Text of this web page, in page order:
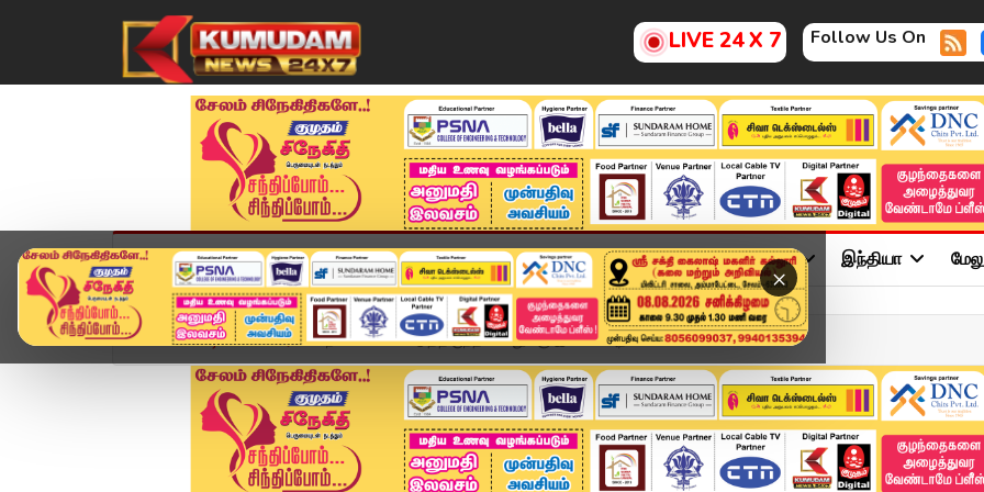
LIVE 24 X 7 Follow Us On
×
முகப்பு விளையாட்டு அண்மை தமிழ்நாடு சினிமா அரசியல் விளையாட்டு இந்தியா
Home வீடியோ ஸ்டோரி நல்லாட்சி கொடுத்திருந்தால் எதுக்கு இலவச அறிவிப்...